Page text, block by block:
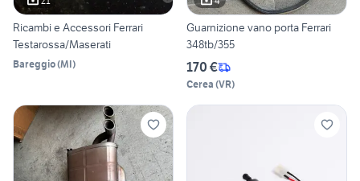
Ricambi e Accessori Ferrari
Testarossa/Maserati
Bareggio(MI)
Guarnizione vano porta Ferrari
348tb/355
170 €
Cerea (VR)